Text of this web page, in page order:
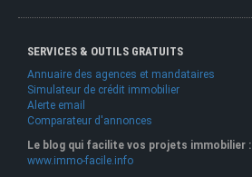
SERVICES & OUTILS GRATUITS
Annuaire des agences et mandataires
Simulateur de crédit immobilier
Alerte email
Comparateur d'annonces
Le blog qui facilite vos projets immobilier :
www.immo-facile.info